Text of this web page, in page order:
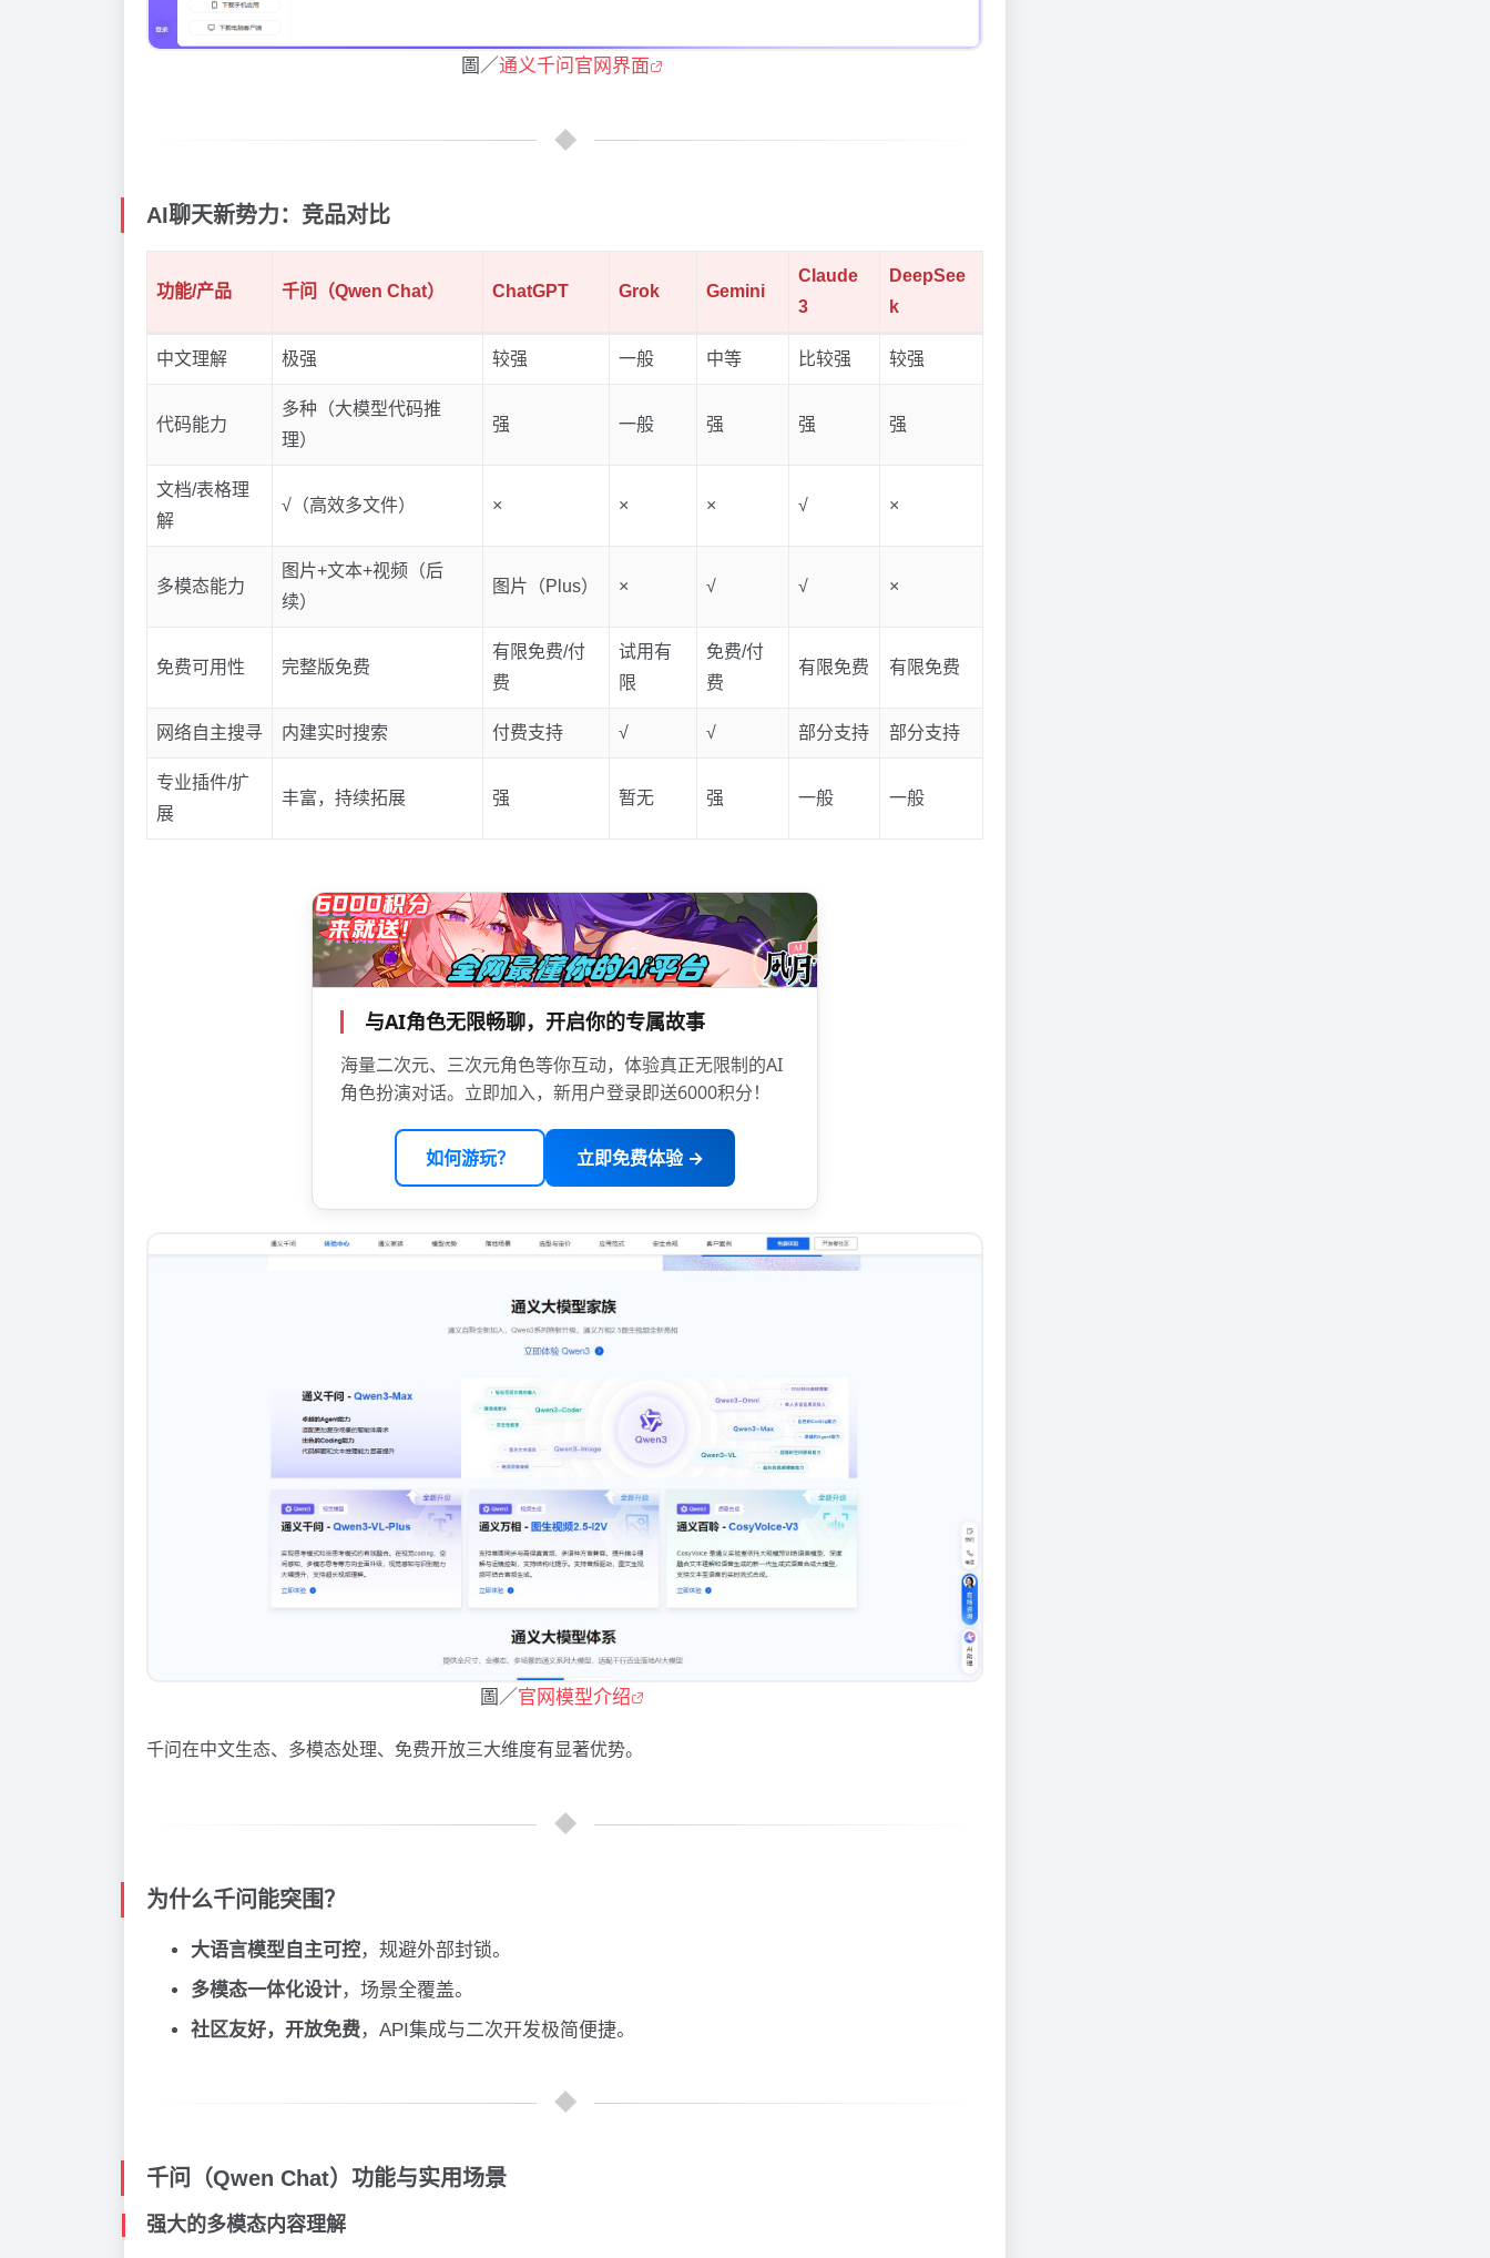
圖／通义千问官网界面
AI聊天新势力：竞品对比
功能/产品 千问（Qwen Chat） ChatGPT Grok Gemini
Claude
3
DeepSee
k
中文理解 极强 较强 一般 中等 比较强 较强
代码能力
多种（大模型代码推
理）
强 一般 强 强 强
文档/表格理
解
√（高效多文件） × × × √ ×
多模态能力
图片+文本+视频（后
续）
图片（Plus） × √ √ ×
免费可用性 完整版免费
有限免费/付
费
试用有
限
免费/付
费
有限免费 有限免费
网络自主搜寻 内建实时搜索 付费支持 √ √ 部分支持 部分支持
专业插件/扩
展
丰富，持续拓展 强 暂无 强 一般 一般
与AI角色无限畅聊，开启你的专属故事
海量二次元、三次元角色等你互动，体验真正无限制的AI
角色扮演对话。立即加入，新用户登录即送6000积分！
如何游玩？ 立即免费体验 →
圖／官网模型介绍
千问在中文生态、多模态处理、免费开放三大维度有显著优势。
为什么千问能突围？
大语言模型自主可控，规避外部封锁。
多模态一体化设计，场景全覆盖。
社区友好，开放免费，API集成与二次开发极简便捷。
千问（Qwen Chat）功能与实用场景
强大的多模态内容理解